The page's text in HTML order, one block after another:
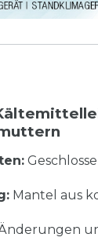
Mantel aus